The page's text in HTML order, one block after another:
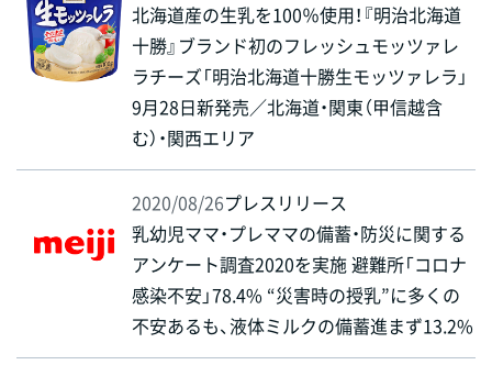
北海道産の生乳を100％使用！『明治北海道
十勝』ブランド初のフレッシュモッツァレ
ラチーズ「明治北海道十勝生モッツァレラ」
9月28日新発売／北海道・関東（甲信越含
む）・関西エリア
2020/08/26プレスリリース
乳幼児ママ・プレママの備蓄・防災に関する
アンケート調査2020を実施 避難所「コロナ
感染不安」78.4% “災害時の授乳”に多くの
不安あるも、液体ミルクの備蓄進まず13.2%